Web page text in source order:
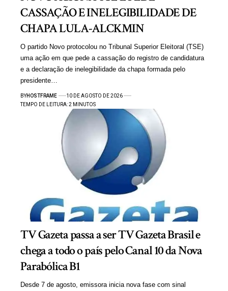
CASSAÇÃO E INELEGIBILIDADE DE
CHAPA LULA-ALCKMIN
O partido Novo protocolou no Tribunal Superior Eleitoral (TSE)
uma ação em que pede a cassação do registro de candidatura
e a declaração de inelegibilidade da chapa formada pelo
presidente…
BYHOSTFRAME
10 DE AGOSTO DE 2026
TEMPO DE LEITURA: 2 MINUTOS
TV Gazeta passa a ser TV Gazeta Brasil e
chega a todo o país pelo Canal 10 da Nova
Parabólica B1
Desde 7 de agosto, emissora inicia nova fase com sinal